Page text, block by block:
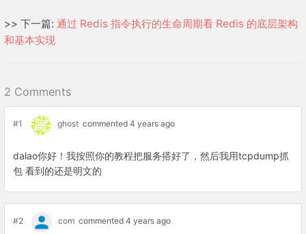
>> 下一篇: 通过 Redis 指令执行的生命周期看 Redis 的底层架构
和基本实现
2 Comments
#1 ghost commented 4 years ago
dalao你好！我按照你的教程把服务搭好了，然后我用tcpdump抓
包 看到的还是明文的
#2 com commented 4 years ago